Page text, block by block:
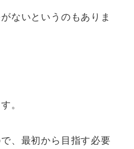
ないというのもありま
。
、最初から目指す必要